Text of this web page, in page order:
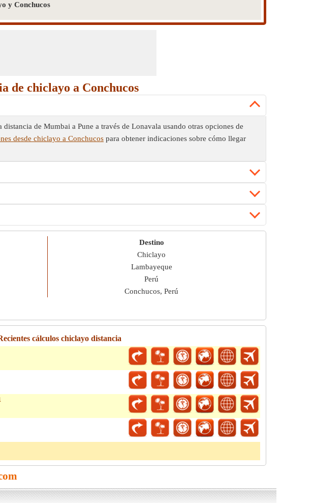
y Conchucos
de chiclayo a Conchucos
de Mumbai a Pune a través de Lonavala usando otras opciones de
desde chiclayo a Conchucos para obtener indicaciones sobre cómo llegar
Destino
Chiclayo
Lambayeque
Perú
Conchucos, Perú
cálculos chiclayo distancia